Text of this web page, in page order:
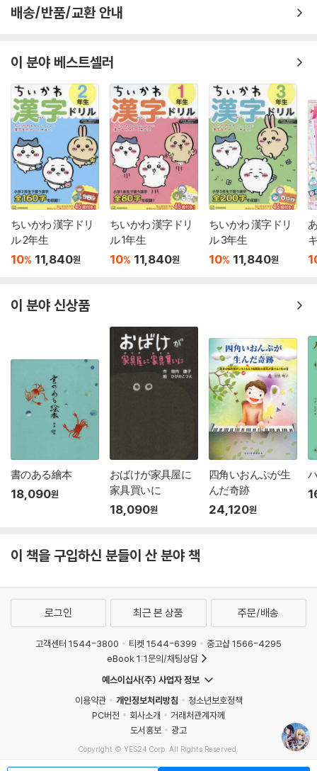
배송/반품/교환 안내
이 분야 베스트셀러
ちいかわ 漢字ドリ
ル 2年生
10% 11,840원
ちいかわ 漢字ドリ
ル 1年生
10% 11,840원
ちいかわ 漢字ドリ
ル 3年生
10% 11,840원
이 분야 신상품
書のある繪本
18,090원
おばけが家具屋に
家具買いに
18,090원
四角いおんぷが生
んだ奇跡
24,120원
이 책을 구입하신 분들이 산 분야 책
로그인 최근 본 상품 주문/배송
고객센터 1544-3800 티켓 1544-6399
중고샵 1566-4295
eBook 1:1문의/채팅상담
예스이십사(주) 사업자 정보
이용약관
개인정보처리방침
청소년보호정책
PC버전
회사소개
거래처관계자께
도서홍보
광고
Copyright © YES24 Corp. All Rights Reserved.